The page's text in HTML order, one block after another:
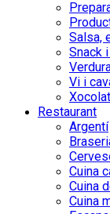
Salsa,
Snack
Vi i
Restaurant
Argentí
Cuina
Cuina
Cuina